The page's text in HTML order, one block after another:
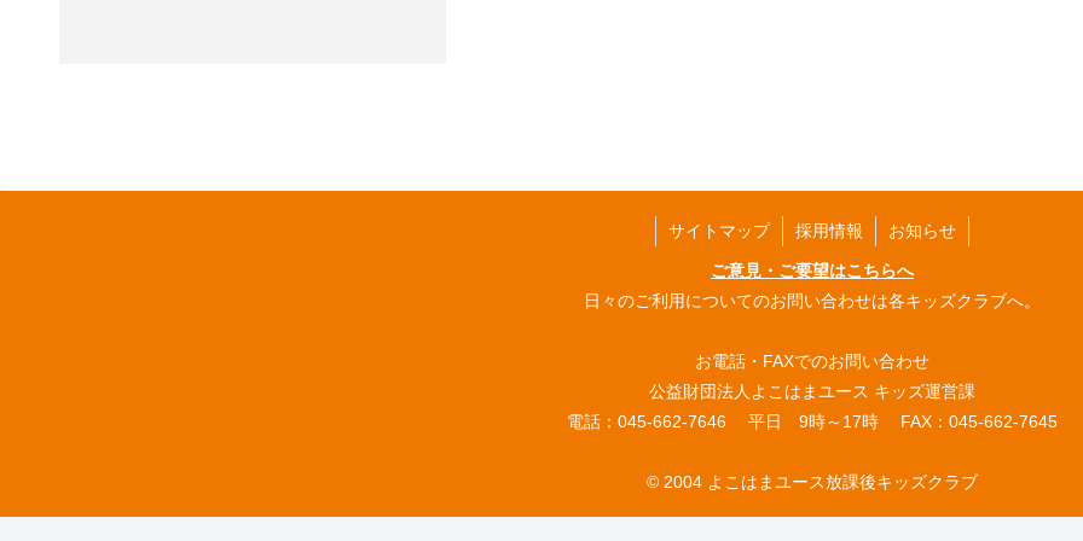
サイトマップ 採用情報 お知らせ
ご意見・ご要望はこちらへ
日々のご利用についてのお問い合わせは各キッズクラブへ。
お電話・FAXでのお問い合わせ
公益財団法人よこはまユース キッズ運営課
電話：045-662-7646 平日 9時～17時 FAX：045-662-7645
© 2004 よこはまユース放課後キッズクラブ